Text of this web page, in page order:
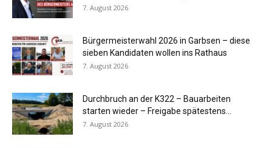
7. August 2026
Bürgermeisterwahl 2026 in Garbsen – diese
sieben Kandidaten wollen ins Rathaus
7. August 2026
Durchbruch an der K322 – Bauarbeiten
starten wieder – Freigabe spätestens...
7. August 2026